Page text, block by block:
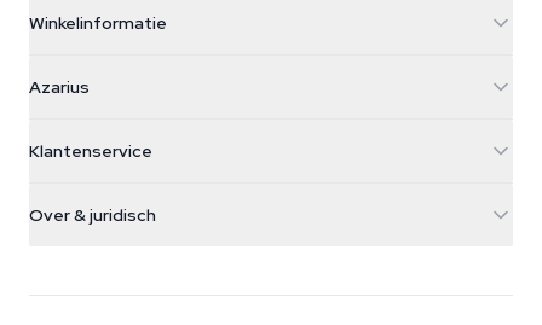
Winkelinformatie
Galvaniweg 11
Nederland
+31(0)204897914
Azarius
Smokeshop
Klantenservice
Over & juridisch
Wiki